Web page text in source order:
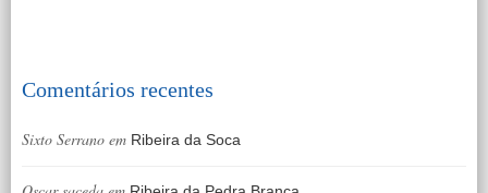
Comentários recentes
Sixto Serrano em Ribeira da Soca